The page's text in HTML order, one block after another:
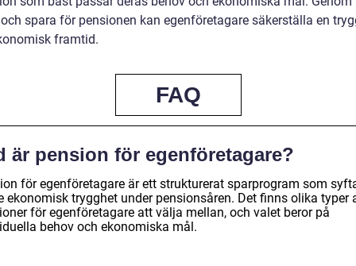
spara för pensionen kan egenföretagare säkerställa en
framtid.
FAQ
är pension för egenföretagare?
för egenföretagare är ett strukturerat sparprogram som
ekonomisk trygghet under pensionsåren. Det finns olika typer
för egenföretagare att välja mellan, och valet beror på
behov och ekonomiska mål.